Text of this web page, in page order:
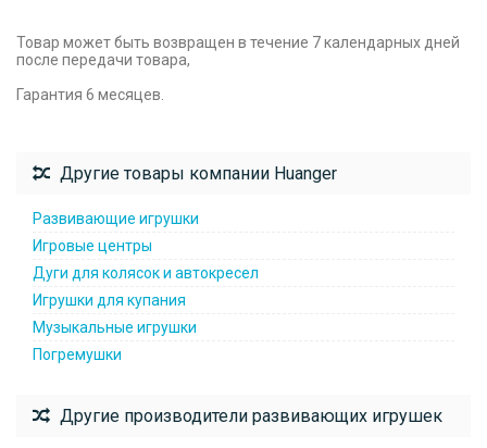
Товар может быть возвращен в течение 7 календарных дней
после передачи товара,
Гарантия 6 месяцев.
Другие товары компании Huanger
Развивающие игрушки
Игровые центры
Дуги для колясок и автокресел
Игрушки для купания
Музыкальные игрушки
Погремушки
Другие производители развивающих игрушек